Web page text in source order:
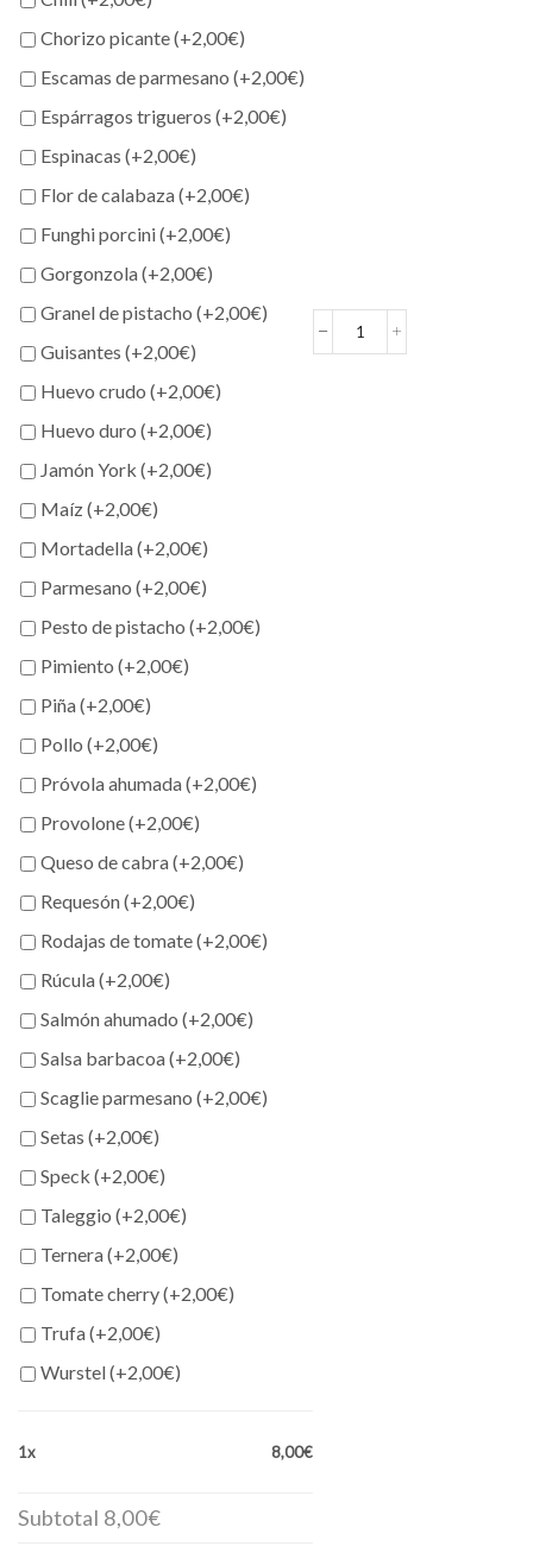
Chorizo picante (+2,00€)
Escamas de parmesano (+2,00€)
Espárragos trigueros (+2,00€)
Espinacas (+2,00€)
Flor de calabaza (+2,00€)
Funghi porcini (+2,00€)
Gorgonzola (+2,00€)
Granel de pistacho (+2,00€)
Guisantes (+2,00€)
Huevo crudo (+2,00€)
Huevo duro (+2,00€)
Jamón York (+2,00€)
Maíz (+2,00€)
Mortadella (+2,00€)
Parmesano (+2,00€)
Pesto de pistacho (+2,00€)
Pimiento (+2,00€)
Piña (+2,00€)
Pollo (+2,00€)
Próvola ahumada (+2,00€)
Provolone (+2,00€)
Queso de cabra (+2,00€)
Requesón (+2,00€)
Rodajas de tomate (+2,00€)
Rúcula (+2,00€)
Salmón ahumado (+2,00€)
Salsa barbacoa (+2,00€)
Scaglie parmesano (+2,00€)
Setas (+2,00€)
Speck (+2,00€)
Taleggio (+2,00€)
Ternera (+2,00€)
Tomate cherry (+2,00€)
Trufa (+2,00€)
Wurstel (+2,00€)
1x 8,00€
Subtotal 8,00€
Pizza